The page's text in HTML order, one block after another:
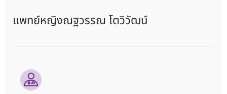
แพทย์หญิงณฐวรรณ โตวิวัฒน์